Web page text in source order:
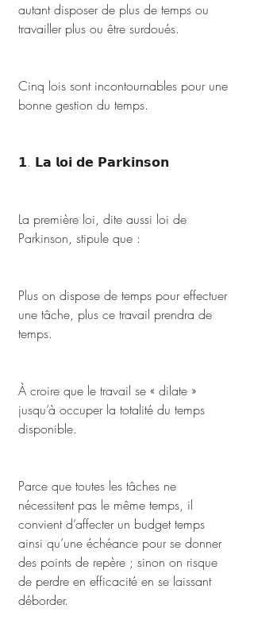
autant disposer de plus de temps ou
travailler plus ou être surdoués.
Cinq lois sont incontournables pour une
bonne gestion du temps.
𝟭. 𝗟𝗮 𝗹𝗼𝗶 𝗱𝗲 𝗣𝗮𝗿𝗸𝗶𝗻𝘀𝗼𝗻
La première loi, dite aussi loi de
Parkinson, stipule que :
Plus on dispose de temps pour effectuer
une tâche, plus ce travail prendra de
temps.
À croire que le travail se « dilate »
jusqu’à occuper la totalité du temps
disponible.
Parce que toutes les tâches ne
nécessitent pas le même temps, il
convient d’affecter un budget temps
ainsi qu’une échéance pour se donner
des points de repère ; sinon on risque
de perdre en efficacité en se laissant
déborder.